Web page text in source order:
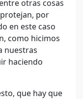
otras cosas
por
en este caso
como hicimos
nuestras
haciendo
que hay que